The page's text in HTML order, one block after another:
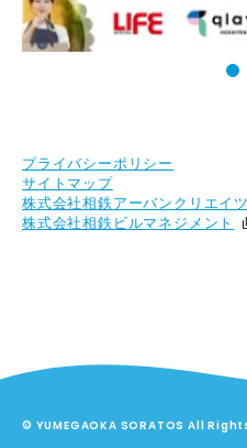
プライバシーポリシー
サイトマップ
株式会社相鉄アーバンクリエイツ
株式会社相鉄ビルマネジメント
© YUMEGAOKA SORATOS All